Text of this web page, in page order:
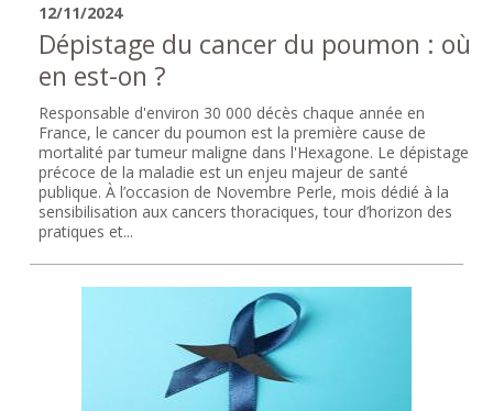
12/11/2024
Dépistage du cancer du poumon : où
en est-on ?
Responsable d'environ 30 000 décès chaque année en
France, le cancer du poumon est la première cause de
mortalité par tumeur maligne dans l'Hexagone. Le dépistage
précoce de la maladie est un enjeu majeur de santé
publique. À l’occasion de Novembre Perle, mois dédié à la
sensibilisation aux cancers thoraciques, tour d’horizon des
pratiques et...